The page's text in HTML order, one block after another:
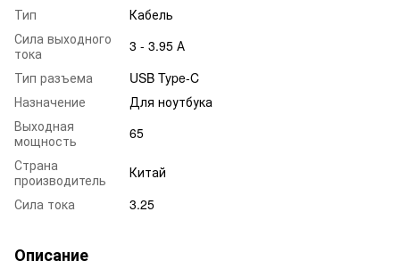
Тип
Кабель
Сила выходного
тока
3 - 3.95 А
Тип разъема
USB Type-C
Назначение
Для ноутбука
Выходная
мощность
65
Страна
производитель
Китай
Сила тока
3.25
Описание